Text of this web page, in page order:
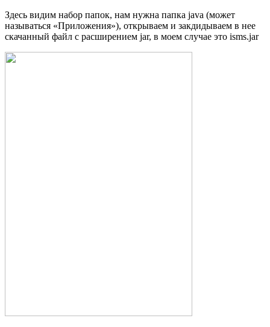
Здесь видим набор папок, нам нужна папка java (может
называться «Приложения»), открываем и закдидываем в нее
скачанный файл с расширением jar, в моем случае это isms.jar